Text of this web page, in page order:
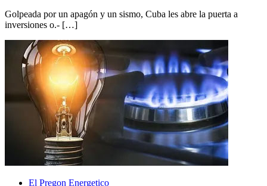
Golpeada por un apagón y un sismo, Cuba les abre la puerta a
inversiones o.- […]
El Pregon Energetico